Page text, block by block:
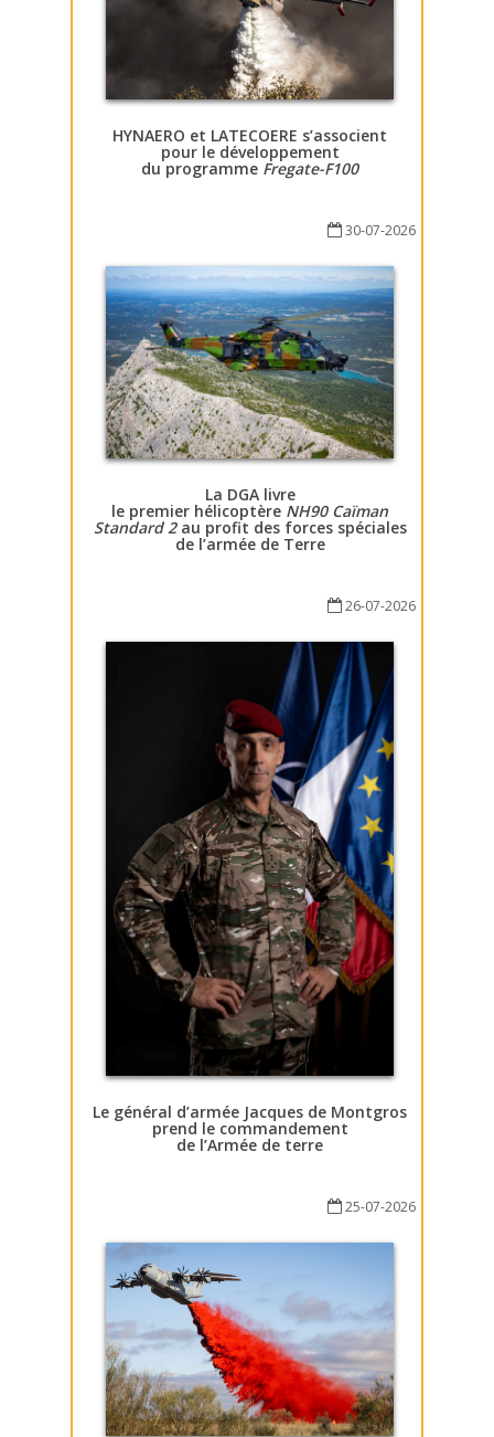
HYNAERO et LATECOERE s’associent
pour le développement
du programme Fregate-F100
30-07-2026
La DGA livre
le premier hélicoptère NH90 Caïman
Standard 2au profit des forces spéciales
de l’armée de Terre
26-07-2026
Le général d’armée Jacques de Montgros
prend le commandement
de l’Armée de terre
25-07-2026